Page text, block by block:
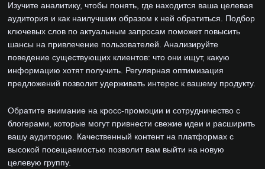
Изучите аналитику, чтобы понять, где находится ваша целевая
аудитория и как наилучшим образом к ней обратиться. Подбор
ключевых слов по актуальным запросам поможет повысить
шансы на привлечение пользователей. Анализируйте
поведение существующих клиентов: что они ищут, какую
информацию хотят получить. Регулярная оптимизация
предложений позволит удерживать интерес к вашему продукту.
Обратите внимание на кросс-промоции и сотрудничество с
блогерами, которые могут привнести свежие идеи и расширить
вашу аудиторию. Качественный контент на платформах с
высокой посещаемостью позволит вам выйти на новую
целевую группу.